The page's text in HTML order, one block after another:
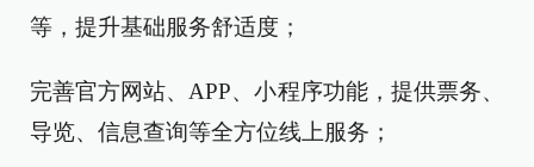
等，提升基础服务舒适度；
完善官方网站、APP、小程序功能，提供票务、
导览、信息查询等全方位线上服务；